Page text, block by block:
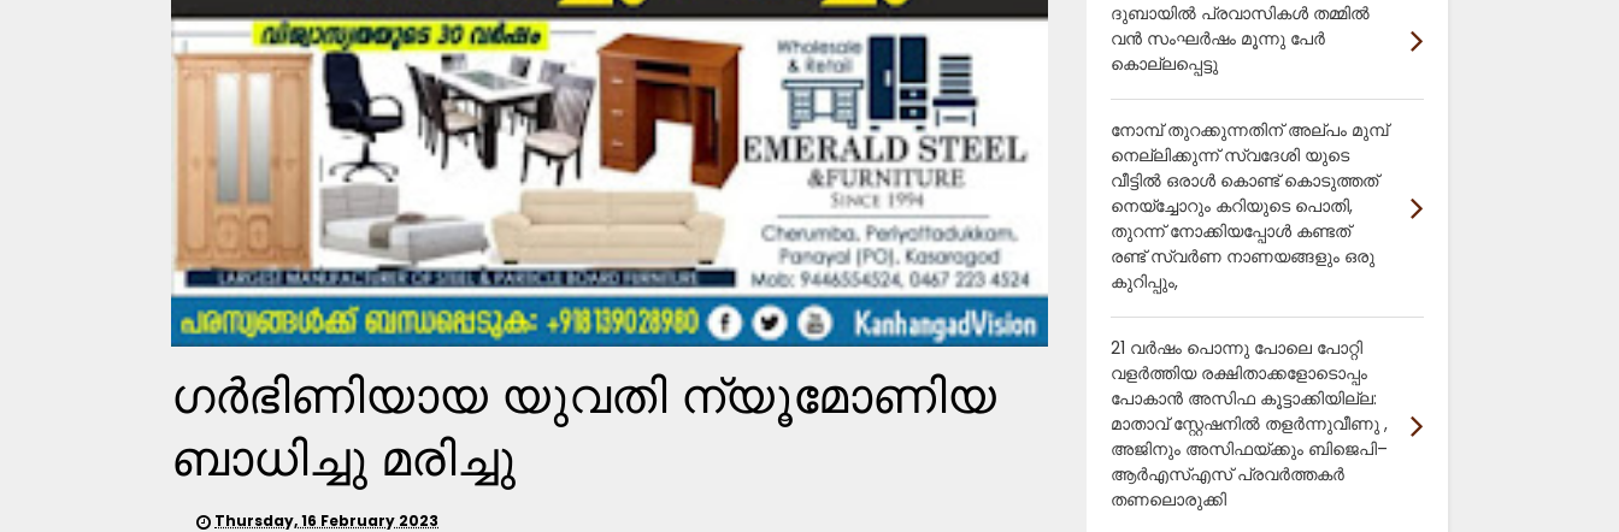
ഗർഭിണിയായ യുവതി ന്യൂമോണിയ
ബാധിച്ചു മരിച്ചു
Thursday, 16 February 2023
ദുബായിൽ പ്രവാസികൾ തമ്മിൽ
വൻ സംഘർഷം മൂന്നു പേർ
കൊല്ലപ്പെട്ടു
നോമ്പ് തുറക്കുന്നതിന് അല്പം മുമ്പ്
നെല്ലിക്കുന്ന് സ്വദേശി യുടെ
വീട്ടിൽ ഒരാൾ കൊണ്ട് കൊടുത്തത്
നെയ്ച്ചോറും കറിയുടെ പൊതി,
തുറന്ന് നോക്കിയപ്പോൾ കണ്ടത്
രണ്ട് സ്വർണ നാണയങ്ങളും ഒരു
കുറിപ്പും,
21 വർഷം പൊന്നു പോലെ പോറ്റി
വളർത്തിയ രക്ഷിതാക്കളോടൊപ്പം
പോകാൻ അസിഫ കൂട്ടാക്കിയില്ല:
മാതാവ് സ്റ്റേഷനിൽ തളർന്നുവീണു ,
അജിനും അസിഫയ്ക്കും ബിജെപി–
ആർഎസ്എസ് പ്രവർത്തകർ
തണലൊരുക്കി